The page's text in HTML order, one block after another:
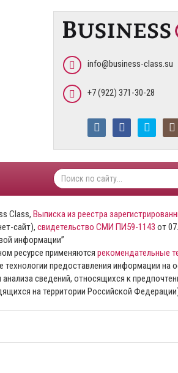
info@business-class.su
+7 (922) 371-30-28
Class, Выписка из реестра
сайт), свидетельство СМИ ПИ59-1143 от
информации”
ресурсе применяются рекомендательные
предоставления информации на
анализа сведений, относящихся к
на территории Российской